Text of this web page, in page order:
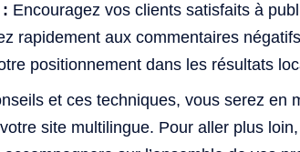
Encouragez vos clients satisfaits à
rapidement aux commentaires
positionnement dans les résultats
et ces techniques, vous serez en
site multilingue. Pour aller plus